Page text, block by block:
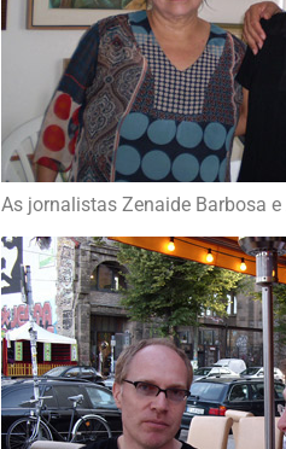
As jornalistas Zenaide Barbosa